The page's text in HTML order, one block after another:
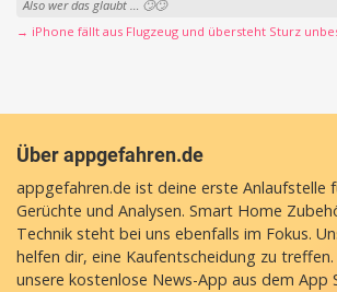
Also wer das glaubt … 🙄🙄
→ iPhone fällt aus Flugzeug und übersteht Sturz
Über appgefahren.de
appgefahren.de ist deine erste Anlaufstelle
Gerüchte und Analysen. Smart Home
Technik steht bei uns ebenfalls im Fokus.
helfen dir, eine Kaufentscheidung zu
unsere kostenlose News-App aus dem App